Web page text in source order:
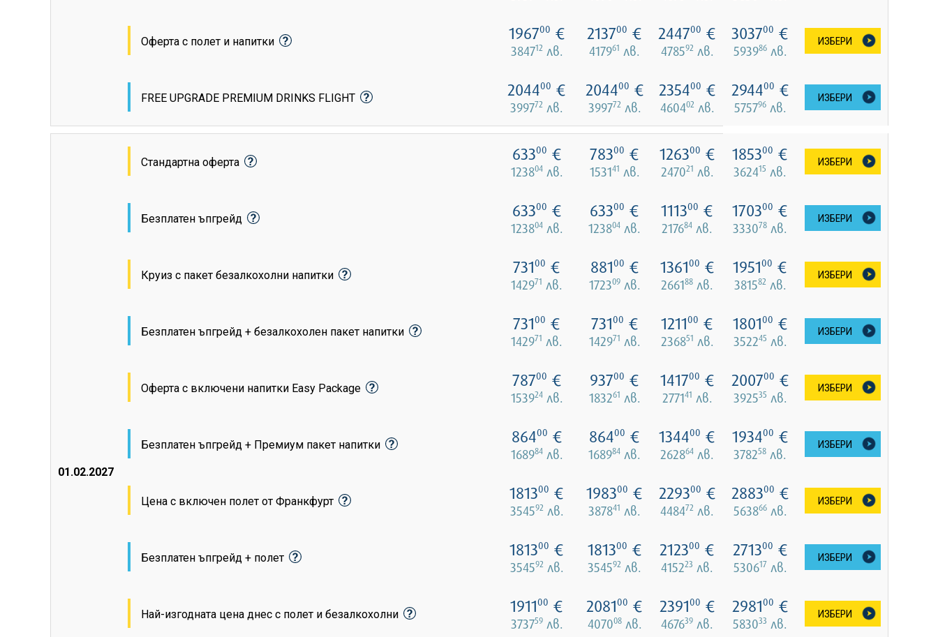
Оферта с полет и напитки 196700 €
384712 лв.
213700 €
417961 лв.
244700 €
478592 лв.
303700 €
593986лв.
ИЗБЕРИ
FREE UPGRADE PREMIUM DRINKS FLIGHT 204400 €
399772 лв.
204400 €
399772 лв.
235400 €
460402 лв.
294400 €
575796лв.
ИЗБЕРИ
01.02.2027
Стандартна оферта 63300 €
123804лв.
78300 €
153141 лв.
126300 €
247021 лв.
185300 €
362415 лв.
ИЗБЕРИ
Безплатен ъпгрейд 63300 €
123804лв.
63300 €
123804 лв.
111300 €
217684 лв.
170300 €
333078 лв.
ИЗБЕРИ
Круиз с пакет безалкохолни напитки 73100 €
142971 лв.
88100 €
172309лв.
136100 €
266188 лв.
195100 €
381582 лв.
ИЗБЕРИ
Безплатен ъпгрейд + безалкохолен пакет напитки 73100 €
142971 лв.
73100 €
142971 лв.
121100 €
236851 лв.
180100 €
352245 лв.
ИЗБЕРИ
Оферта с включени напитки Easy Package 78700 €
153924лв.
93700 €
183261 лв.
141700 €
277141 лв.
200700 €
392535 лв.
ИЗБЕРИ
Безплатен ъпгрейд + Премиум пакет напитки 86400 €
168984лв.
86400 €
168984 лв.
134400 €
262864 лв.
193400 €
378258 лв.
ИЗБЕРИ
Цена с включен полет от Франкфурт 181300 €
354592 лв.
198300 €
387841 лв.
229300 €
448472 лв.
288300 €
563866лв.
ИЗБЕРИ
Безплатен ъпгрейд + полет 181300 €
354592 лв.
181300 €
354592 лв.
212300 €
415223 лв.
271300 €
530617лв.
ИЗБЕРИ
Най-изгодната цена днес с полет и безалкохолни 191100 €
373759лв.
208100 €
407008лв.
239100 €
467639 лв.
298100 €
583033 лв.
ИЗБЕРИ